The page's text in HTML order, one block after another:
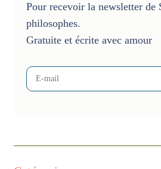
Pour recevoir la newsletter de
philosophes.
Gratuite et écrite avec amour